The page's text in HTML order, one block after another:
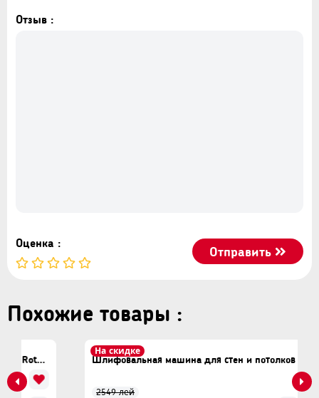
Похожие товары :
Шлифовальная машина для стен и потолков Rotor RS225L3
На скидке
Шлифовальная машина для стен и потолков Procraft EX1050
2549 лей
Отзыв :
Оценка :
Отправить